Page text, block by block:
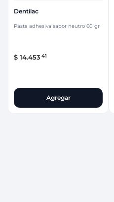
Dentilac
Pasta adhesiva sabor neutro 60 gr
$ 14.453 41
Agregar